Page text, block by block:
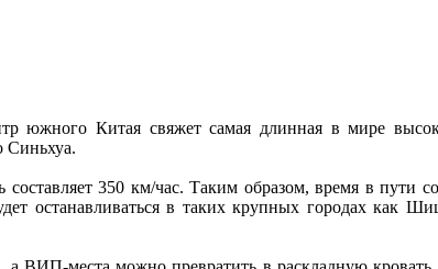
южного Китая свяжет самая длинная в мире
Синьхуа.
350 км/час. Таким образом, время в пути
останавливаться в таких крупных городах как